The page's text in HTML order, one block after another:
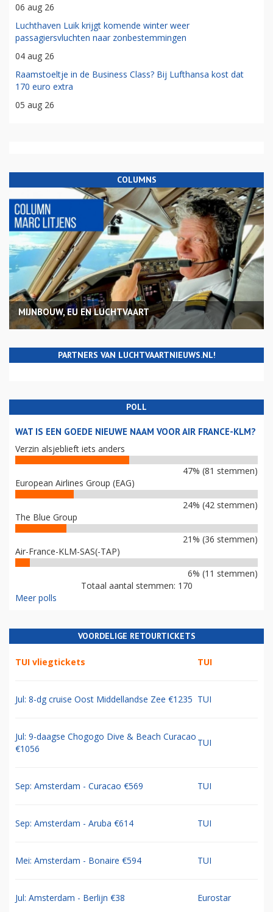
06 aug 26
Luchthaven Luik krijgt komende winter weer
passagiersvluchten naar zonbestemmingen
04 aug 26
Raamstoeltje in de Business Class? Bij Lufthansa kost dat
170 euro extra
05 aug 26
COLUMNS
MIJNBOUW, EU EN LUCHTVAART
PARTNERS VAN LUCHTVAARTNIEUWS.NL!
POLL
WAT IS EEN GOEDE NIEUWE NAAM VOOR AIR FRANCE-KLM?
Verzin alsjeblieft iets anders
47% (81 stemmen)
European Airlines Group (EAG)
24% (42 stemmen)
The Blue Group
21% (36 stemmen)
Air-France-KLM-SAS(-TAP)
6% (11 stemmen)
Totaal aantal stemmen: 170
Meer polls
VOORDELIGE RETOURTICKETS
TUI vliegtickets TUI
Jul: 8-dg cruise Oost Middellandse Zee €1235 TUI
Jul: 9-daagse Chogogo Dive & Beach Curacao
€1056
TUI
Sep: Amsterdam - Curacao €569 TUI
Sep: Amsterdam - Aruba €614 TUI
Mei: Amsterdam - Bonaire €594 TUI
Jul: Amsterdam - Berlijn €38 Eurostar